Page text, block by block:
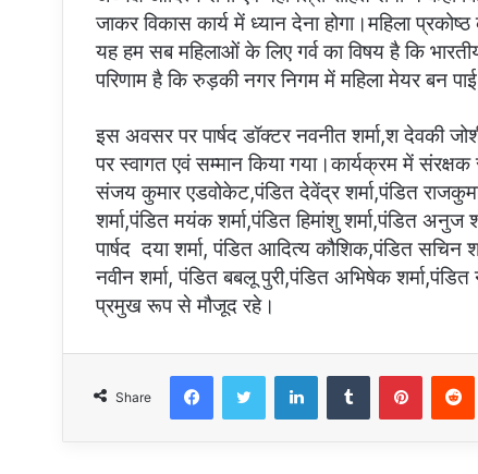
जाकर विकास कार्य में ध्यान देना होगा।महिला
यह हम सब महिलाओं के लिए गर्व का विषय है कि
परिणाम है कि रुड़की नगर निगम में महिला मेयर बन
इस अवसर पर पार्षद डॉक्टर नवनीत शर्मा,श देवकी जोशी,
पर स्वागत एवं सम्मान किया गया।कार्यक्रम में संरक्षक
संजय कुमार एडवोकेट,पंडित देवेंद्र शर्मा,पंडित
शर्मा,पंडित मयंक शर्मा,पंडित हिमांशु शर्मा,पंडित अनुज
पार्षद दया शर्मा, पंडित आदित्य कौशिक,पंडित सचिन
नवीन शर्मा, पंडित बबलू पुरी,पंडित अभिषेक
प्रमुख रूप से मौजूद रहे।
Share
FacebookTwitter LinkedInTumblr Pinterest